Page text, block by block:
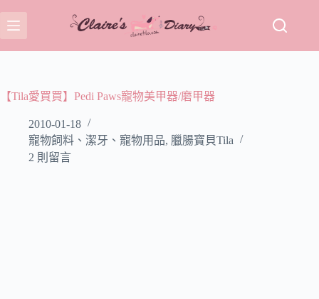
至
主
容【Tila愛買買】Pedi Paws寵物美甲器/磨甲器
2010-01-18
寵物飼料、潔牙、寵物用品, 臘腸寶貝Tila
2 則留言